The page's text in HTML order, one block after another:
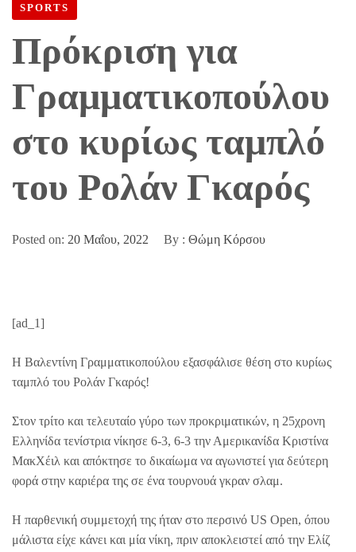
SPORTS
Πρόκριση για
Γραμματικοπούλου
στο κυρίως ταμπλό
του Ρολάν Γκαρός
Posted on: 20 Μαΐου, 2022 By : Θώμη Κόρσου
[ad_1]
Η Βαλεντίνη Γραμματικοπούλου εξασφάλισε θέση στο κυρίως
ταμπλό του Ρολάν Γκαρός!
Στον τρίτο και τελευταίο γύρο των προκριματικών, η 25χρονη
Ελληνίδα τενίστρια νίκησε 6-3, 6-3 την Αμερικανίδα Κριστίνα
ΜακΧέιλ και απόκτησε το δικαίωμα να αγωνιστεί για δεύτερη
φορά στην καριέρα της σε ένα τουρνουά γκραν σλαμ.
Η παρθενική συμμετοχή της ήταν στο περσινό US Open, όπου
μάλιστα είχε κάνει και μία νίκη, πριν αποκλειστεί από την Ελίζ